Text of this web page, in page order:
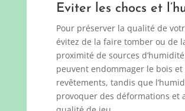
Eviter les chocs et
Pour préserver la qualité de
évitez de la faire tomber ou de
proximité de sources
peuvent endommager le bois et
revêtements, tandis que
provoquer des déformations et